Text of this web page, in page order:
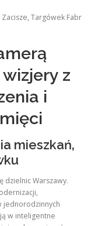
Targówek Fabr
z
i
mieszkań,
dzielnic Warszawy.
jednorodzinnych
w inteligentne